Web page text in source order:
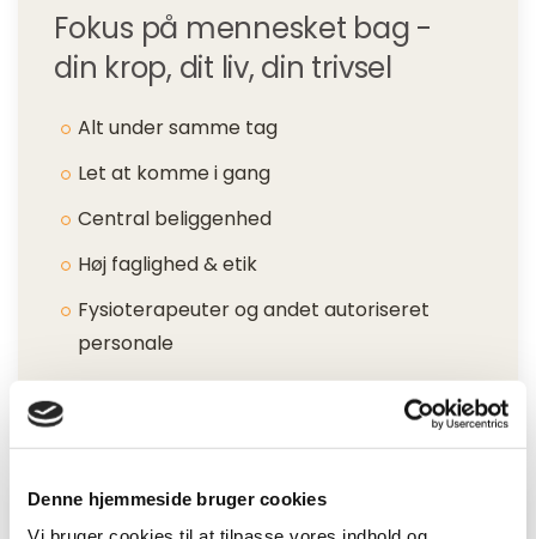
Denne hjemmeside bruger cookies
Fokus på mennesket bag -
din krop, dit liv, din trivsel
Alt under samme tag
Let at komme i gang
Central beliggenhed
Høj faglighed & etik
Fysioterapeuter og andet autoriseret
personale
Grundig vejledning